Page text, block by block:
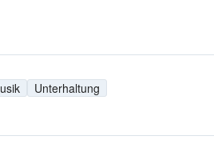
Unterhaltung